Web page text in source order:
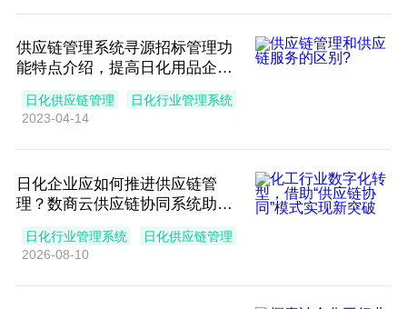
供应链管理系统寻源招标管理功
能特点介绍，提高日化用品企业
日化供应链管理
日化行业管理系统
2023-04-14
日化企业应如何推进供应链管
理？数商云供应链协同系统助力
日化行业管理系统
日化供应链管理
2026-08-10